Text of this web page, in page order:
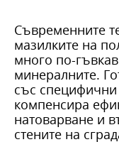
Съвременните
мазилките на
много по-
минералните.
със
компенсира
натоварване и
стените на